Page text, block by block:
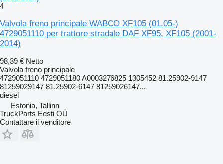
4
Valvola freno principale WABCO XF105 (01.05-)
4729051110 per trattore stradale DAF XF95, XF105 (2001-
2014)
98,39 € Netto
Valvola freno principale
4729051110 4729051180 A0003276825 1305452 81.25902-9147
81259029147 81.25902-6147 81259026147...
diesel
Estonia, Tallinn
TruckParts Eesti OÜ
Contattare il venditore